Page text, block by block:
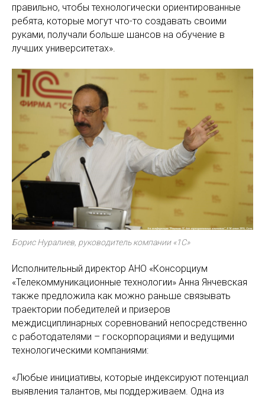
правильно, чтобы технологически ориентированные
ребята, которые могут что-то создавать своими
руками, получали больше шансов на обучение в
лучших университетах».
Борис Нуралиев, руководитель компании «1С»
Исполнительный директор АНО «Консорциум
«Телекоммуникационные технологии» Анна Янчевская
также предложила как можно раньше связывать
траектории победителей и призеров
междисциплинарных соревнований непосредственно
с работодателями – госкорпорациями и ведущими
технологическими компаниями:
«Любые инициативы, которые индексируют потенциал
выявления талантов, мы поддерживаем. Одна из